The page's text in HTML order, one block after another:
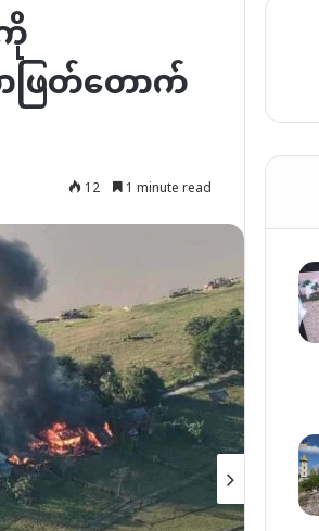
ဖြတ်တောက်
12 1 minute read